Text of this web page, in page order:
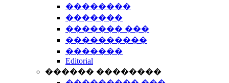
��������
�������
������� ���
����������
�������
Editorial
������ ��������